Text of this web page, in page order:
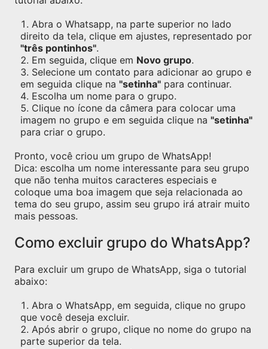
Abra o Whatsapp, na parte superior no lado
direito da tela, clique em ajustes, representado por
"três pontinhos".
Em seguida, clique em Novo grupo.
Selecione um contato para adicionar ao grupo e
em seguida clique na "setinha" para continuar.
Escolha um nome para o grupo.
Clique no ícone da câmera para colocar uma
imagem no grupo e em seguida clique na "setinha"
para criar o grupo.
Pronto, você criou um grupo de WhatsApp!
Dica: escolha um nome interessante para seu grupo
que não tenha muitos caracteres especiais e
coloque uma boa imagem que seja relacionada ao
tema do seu grupo, assim seu grupo irá atrair muito
mais pessoas.
Como excluir grupo do WhatsApp?
Para excluir um grupo de WhatsApp, siga o tutorial
abaixo:
Abra o WhatsApp, em seguida, clique no grupo
que você deseja excluir.
Após abrir o grupo, clique no nome do grupo na
parte superior da tela.